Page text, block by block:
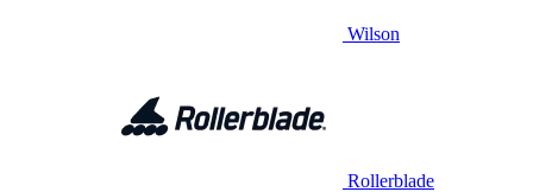
Wilson
Rollerblade